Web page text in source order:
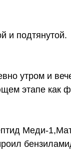
и подтянутой.
утром и
этапе как
Меди-